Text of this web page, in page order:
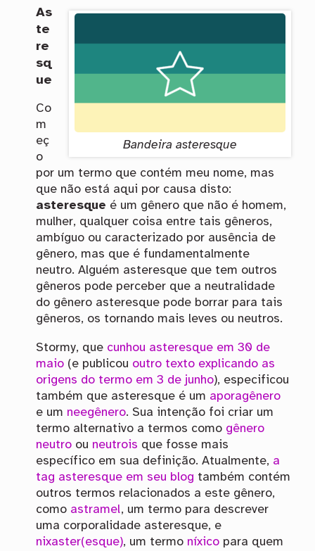
Bandeira asteresque
As
te
re
sq
ue
Co
m
eç
o
por um termo que contém meu nome, mas
que não está aqui por causa disto:
asteresque é um gênero que não é homem,
mulher, qualquer coisa entre tais gêneros,
ambíguo ou caracterizado por ausência de
gênero, mas que é fundamentalmente
neutro. Alguém asteresque que tem outros
gêneros pode perceber que a neutralidade
do gênero asteresque pode borrar para tais
gêneros, os tornando mais leves ou neutros.
Stormy, que cunhou asteresque em 30 de
maio(e publicou outro texto explicando as
origens do termo em 3 de junho), especificou
também que asteresque é um aporagênero
e um neegênero. Sua intenção foi criar um
termo alternativo a termos como gênero
neutroou neutrois que fosse mais
específico em sua definição. Atualmente, a
tag asteresque em seu blog também contém
outros termos relacionados a este gênero,
como astramel, um termo para descrever
uma corporalidade asteresque, e
nixaster(esque), um termo níxicopara quem